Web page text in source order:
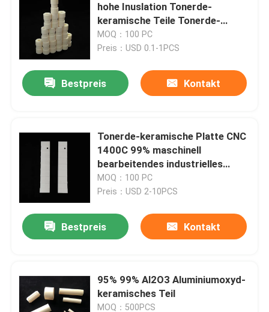
Haus
Videos
hohe Inuslation Tonerde-
keramische Teile Tonerde-
keramische Rod
MOQ：100 PC
Preis：USD 0.1-1PCS
Bestpreis Kontakt
Tonerde-keramische Platte CNC
1400C 99% maschinell
bearbeitendes industrielles
Aluminiumc$isolieren keramisch
MOQ：100 PC
Preis：USD 2-10PCS
Bestpreis Kontakt
95% 99% Al2O3 Aluminiumoxyd-
keramisches Teil
MOQ：500PCS